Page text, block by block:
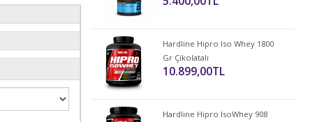
Hardline Hipro Iso Whey 1800
Gr Çikolatalı
10.899,00TL
Hardline Hipro IsoWhey 908